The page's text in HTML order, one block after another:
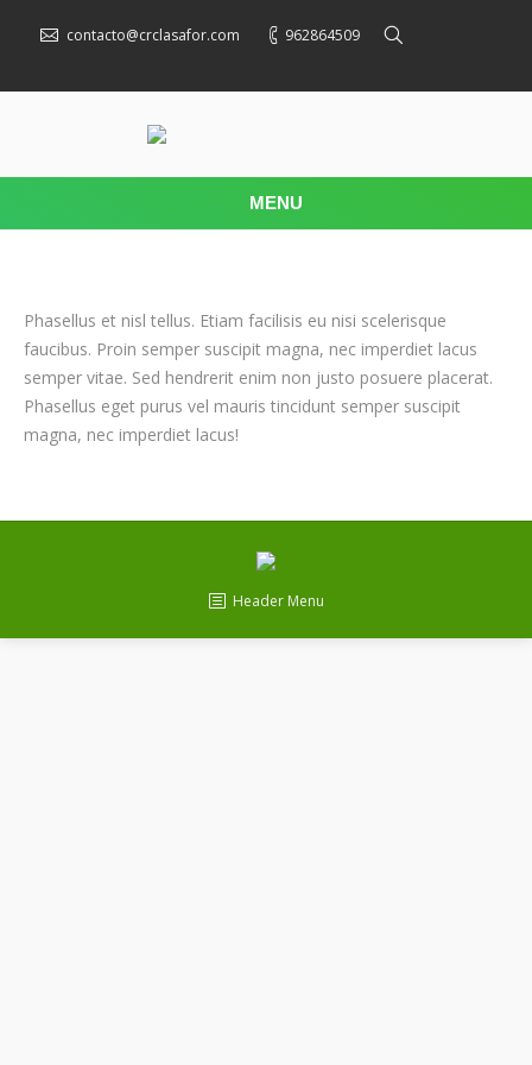
contacto@crclasafor.com 962864509
MENU
Phasellus et nisl tellus. Etiam facilisis eu nisi scelerisque
faucibus. Proin semper suscipit magna, nec imperdiet lacus
semper vitae. Sed hendrerit enim non justo posuere placerat.
Phasellus eget purus vel mauris tincidunt semper suscipit
magna, nec imperdiet lacus!
Header Menu